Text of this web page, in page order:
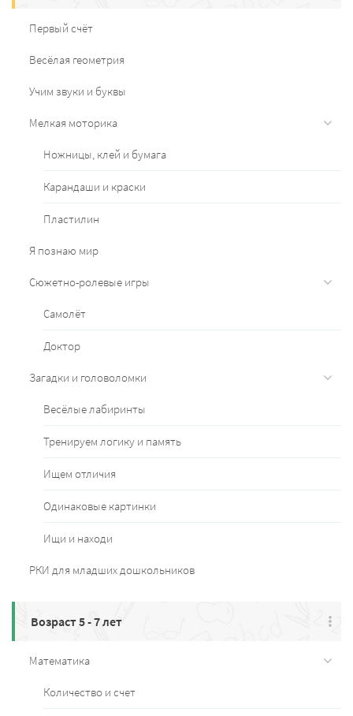
Первый счёт
Весёлая геометрия
Учим звуки и буквы
Мелкая моторика
Ножницы, клей и бумага
Карандаши и краски
Пластилин
Я познаю мир
Сюжетно-ролевые игры
Самолёт
Доктор
Загадки и головоломки
Весёлые лабиринты
Тренируем логику и память
Ищем отличия
Одинаковые картинки
Ищи и находи
РКИ для младших дошкольников
Возраст 5 - 7 лет
Математика
Количество и счет